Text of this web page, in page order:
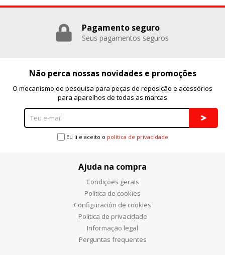
Pagamento seguro
Seus pagamentos seguros
Não perca nossas novidades e promoções
O mecanismo de pesquisa para peças de reposição e acessórios
para aparelhos de todas as marcas
Eu li e aceito o política de privacidade
Ajuda na compra
Condições gerais
Política de cookies
Configuración de cookies
Política de privacidade
Informação legal
Perguntas frequentes